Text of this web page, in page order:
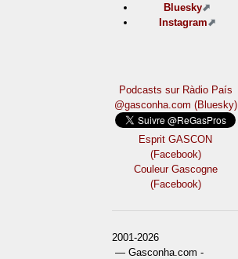
Bluesky
Instagram
Podcasts sur Ràdio País
@gasconha.com (Bluesky)
Esprit GASCON
(Facebook)
Couleur Gascogne
(Facebook)
2001-2026
— Gasconha.com -